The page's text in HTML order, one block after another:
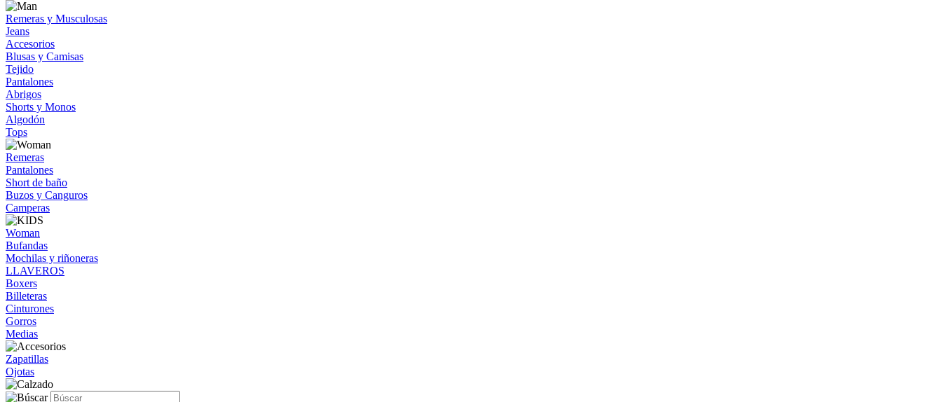
Remeras y Musculosas
Jeans
Accesorios
Blusas y Camisas
Tejido
Pantalones
Abrigos
Shorts y Monos
Algodón
Tops
Remeras
Pantalones
Short de baño
Buzos y Canguros
Camperas
Woman
Bufandas
Mochilas y riñoneras
LLAVEROS
Boxers
Billeteras
Cinturones
Gorros
Medias
Zapatillas
Ojotas